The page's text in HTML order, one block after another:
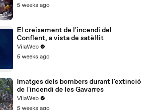
5 weeks ago
El creixement de l'incendi del
Conflent, a vista de satèl·lit
VilaWeb
5 weeks ago
Imatges dels bombers durant l'extinció
de l'incendi de les Gavarres
VilaWeb